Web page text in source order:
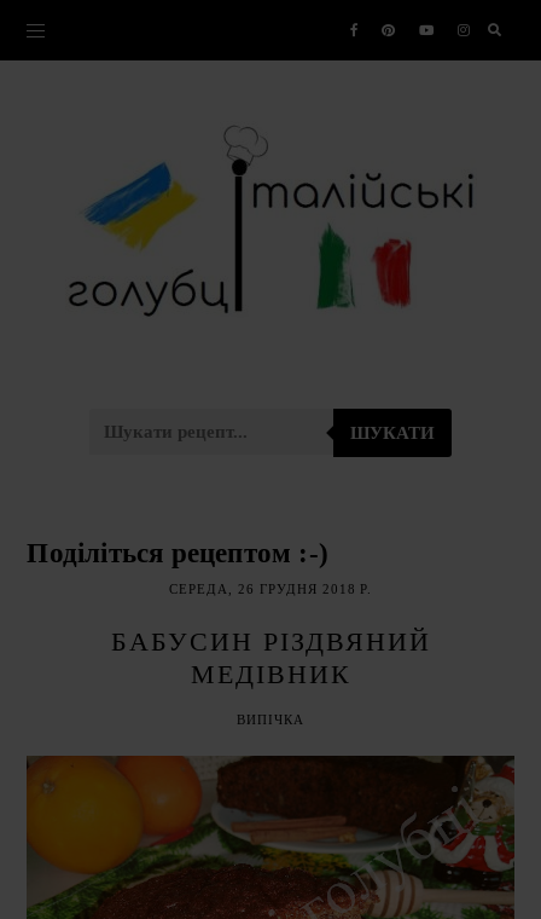
ШУКАТИ
Поділіться рецептом :-)
СЕРЕДА, 26 ГРУДНЯ 2018 Р.
БАБУСИН РІЗДВЯНИЙ
МЕДІВНИК
ВИПІЧКА